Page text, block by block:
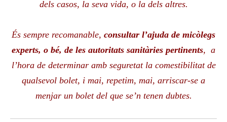
dels casos, la seva vida, o la dels altres.
És sempre recomanable, consultar l’ajuda de micòlegs
experts, o bé, de les autoritats sanitàries pertinents, a
l’hora de determinar amb seguretat la comestibilitat de
qualsevol bolet, i mai, repetim, mai, arriscar-se a
menjar un bolet del que se’n tenen dubtes.